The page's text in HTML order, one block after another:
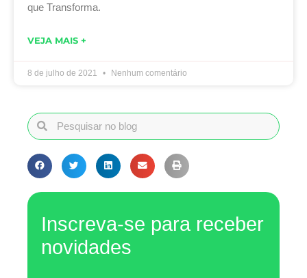
que Transforma.
VEJA MAIS +
8 de julho de 2021 Nenhum comentário
Inscreva-se para receber
novidades